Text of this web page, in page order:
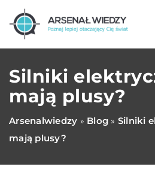
Silniki
mają plusy?
Arsenalwiedzy » Blog » Silniki
mają plusy?